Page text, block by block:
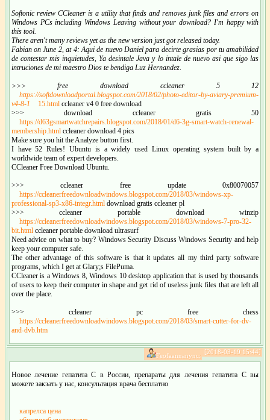
Softonic review CCleaner is a utility that finds and removes junk files and errors on
Windows PCs including Windows Leaving without your download? I'm happy with
this tool.
There aren't many reviews yet as the new version just got released today.
Fabian on June 2, at 4: Aqui de nuevo Daniel para decirte grasias por tu amabilidad
de contestar mis inquietudes, Ya desintale Java y lo intale de nuevo asi que sigo las
intruciones de mi maestro Dios te bendiga Luz Hernandez.
>>> free download ccleaner 5 12
https://softdownloadportal.blogspot.com/2018/02/photo-editor-by-aviary-premium-
v4-8-1
15.htmlccleaner v4 0 free download
>>> download ccleaner gratis 50
https://d63gsmartwatchrepairs.blogspot.com/2018/01/d6-3g-smart-watch-renewal-
membership.htmlccleaner download 4 pics
Make sure you hit the Analyze button first.
I have 52 Rules! Ubuntu is a widely used Linux operating system built by a
worldwide team of expert developers.
CCleaner Free Download Ubuntu.
>>> ccleaner free update 0x80070057
https://ccleanerfreedownloadwindows.blogspot.com/2018/03/windows-xp-
professional-sp3-x86-integr.htmldownload gratis ccleaner pl
>>> ccleaner portable download winzip
https://ccleanerfreedownloadwindows.blogspot.com/2018/03/windows-7-pro-32-
bit.htmlccleaner portable download ultrasurf
Need advice on what to buy? Windows Security Discuss Windows Security and help
keep your computer safe.
The other advantage of this software is that it updates all my third party software
programs, which I get at Glary;s FilePuma.
CCleaner is a Windows 8, Windows 10 desktop application that is used by thousands
of users to keep their computer in shape and get rid of useless junk files that are left all
over the place.
>>> ccleaner pc free chess
https://ccleanerfreedownloadwindows.blogspot.com/2018/03/smart-cutter-for-dv-
and-dvb.htm
[2018-03-19 15:44]
Feofaannanync:
Новое лечение гепатита С в России, препараты для лечения гепатита С вы
можете закзать у нас, консультация врача бесплатно
капрелса цена